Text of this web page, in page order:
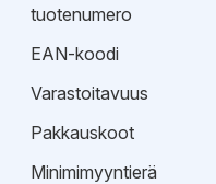
tuotenumero
EAN-koodi
Varastoitavuus
Pakkauskoot
Minimimyyntierä